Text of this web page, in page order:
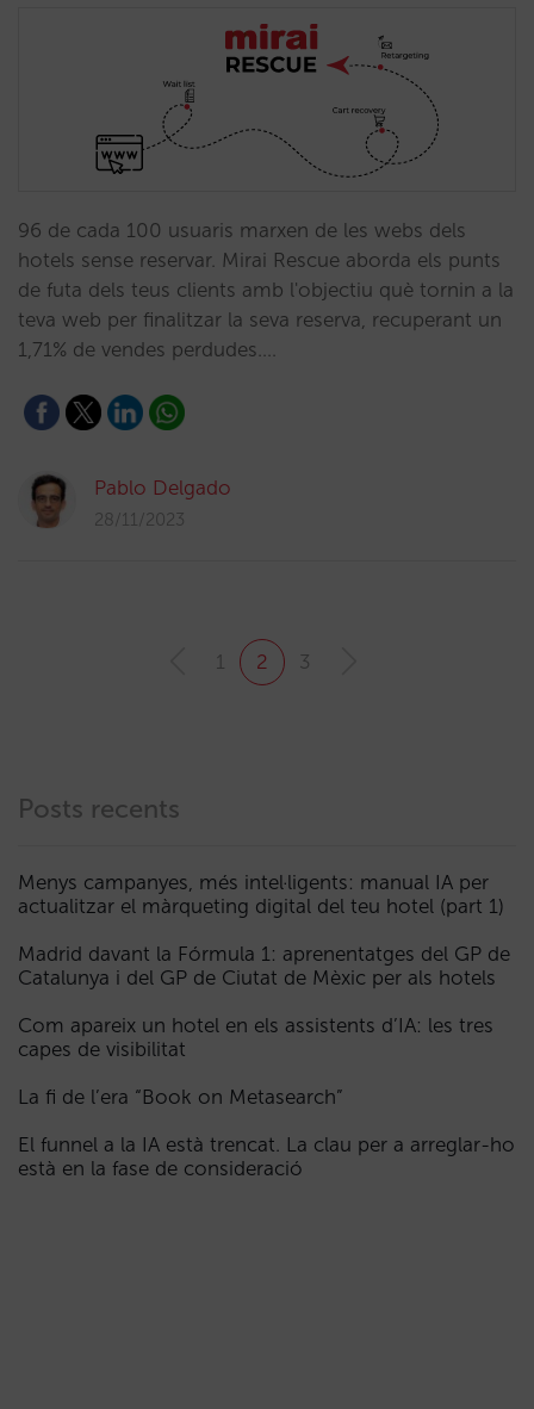
96 de cada 100 usuaris marxen de les webs dels
hotels sense reservar. Mirai Rescue aborda els punts
de futa dels teus clients amb l'objectiu què tornin a la
teva web per finalitzar la seva reserva, recuperant un
1,71% de vendes perdudes.…
Pablo Delgado
28/11/2023
1 2 3
Posts recents
Menys campanyes, més intel·ligents: manual IA per
actualitzar el màrqueting digital del teu hotel (part 1)
Madrid davant la Fórmula 1: aprenentatges del GP de
Catalunya i del GP de Ciutat de Mèxic per als hotels
Com apareix un hotel en els assistents d’IA: les tres
capes de visibilitat
La fi de l’era “Book on Metasearch”
El funnel a la IA està trencat. La clau per a arreglar-ho
està en la fase de consideració